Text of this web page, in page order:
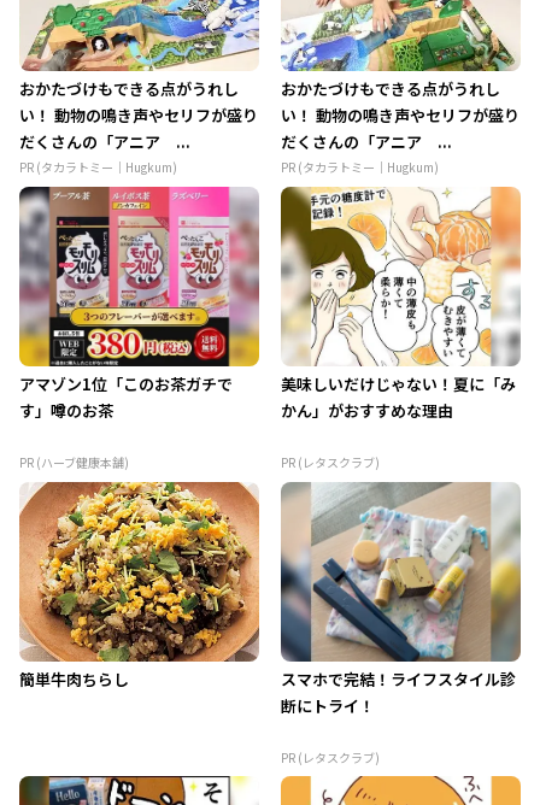
おかたづけもできる点がうれし
い！ 動物の鳴き声やセリフが盛り
だくさんの「アニア ...
PR (タカラトミー｜Hugkum)
おかたづけもできる点がうれし
い！ 動物の鳴き声やセリフが盛り
だくさんの「アニア ...
PR (タカラトミー｜Hugkum)
アマゾン1位「このお茶ガチで
す」噂のお茶
PR (ハーブ健康本舗)
美味しいだけじゃない！夏に「み
かん」がおすすめな理由
PR (レタスクラブ)
簡単牛肉ちらし
スマホで完結！ライフスタイル診
断にトライ！
PR (レタスクラブ)